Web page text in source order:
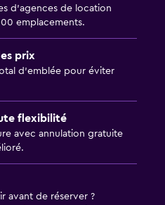
d’agences de location
emplacements.
prix
d’emblée pour éviter
flexibilité
avec annulation gratuite
avant de réserver ?